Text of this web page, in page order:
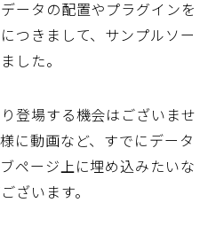
ータの配置やプラグインを
つきまして、サンプルソー
した。
登場する機会はございませ
に動画など、すでにデータ
ページ上に埋め込みたいな
ざいます。